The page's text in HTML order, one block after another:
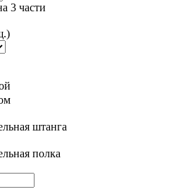
3 части
штанга
полка